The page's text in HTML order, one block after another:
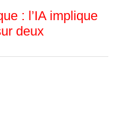
: l’IA implique
deux